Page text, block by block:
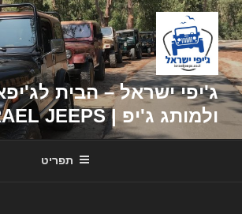
דילוג
לתוכן
ג'יפי ישראל – הבית
ולמותג ג'יפ | ISRAEL JEEPS
תפריט